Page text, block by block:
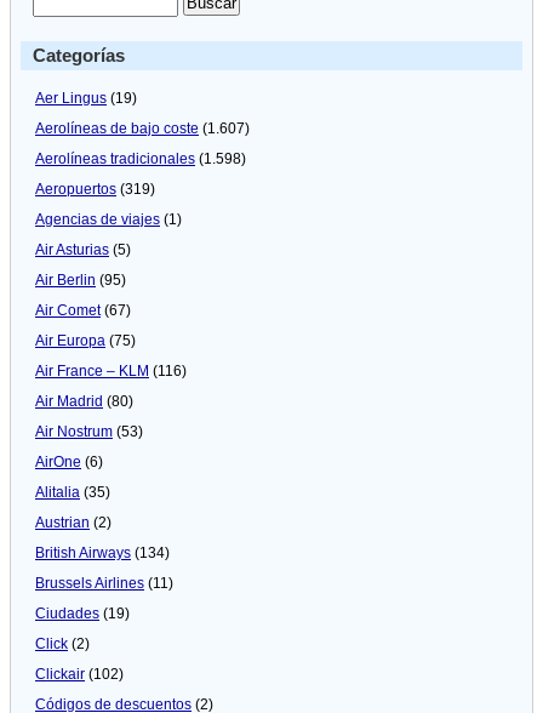
Categorías
Aer Lingus (19)
Aerolíneas de bajo coste (1.607)
Aerolíneas tradicionales (1.598)
Aeropuertos (319)
Agencias de viajes (1)
Air Asturias (5)
Air Berlin (95)
Air Comet(67)
Air Europa (75)
Air France – KLM (116)
Air Madrid (80)
Air Nostrum (53)
AirOne (6)
Alitalia (35)
Austrian (2)
British Airways (134)
Brussels Airlines (11)
Ciudades (19)
Click (2)
Clickair (102)
Códigos de descuentos (2)